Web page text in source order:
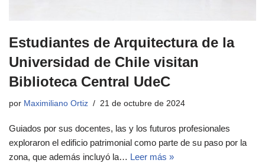
Estudiantes de Arquitectura de la
Universidad de Chile visitan
Biblioteca Central UdeC
por Maximiliano Ortiz 21 de octubre de 2024
Guiados por sus docentes, las y los futuros profesionales
exploraron el edificio patrimonial como parte de su paso por la
zona, que además incluyó la… Leer más »